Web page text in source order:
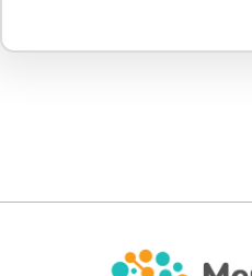
Kalendár sleduje vašu dennú